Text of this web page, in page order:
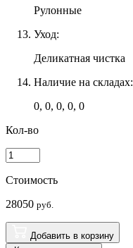
Рулонные
Уход:
Деликатная чистка
Наличие на складах:
0, 0, 0, 0, 0
Кол-во
Стоимость
28050 руб.
Добавить в корзину